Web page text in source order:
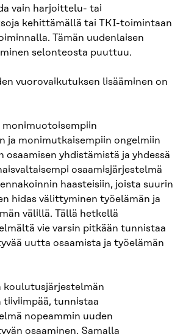
vain harjoittelu- tai
kehittämällä tai TKI-toimintaan
Tämän uudenlaisen
selonteosta puuttuu.
vuorovaikutuksen lisääminen on
monimuotoisempiin
ja monimutkaisempiin ongelmiin
osaamisen yhdistämistä ja yhdessä
osaamisjärjestelmä
haasteisiin, joista suurin
hidas välittyminen työelämän ja
välillä. Tällä hetkellä
vie varsin pitkään tunnistaa
uutta osaamista ja työelämän
koulutusjärjestelmän
tiiviimpää, tunnistaa
nopeammin uuden
osaaminen. Samalla